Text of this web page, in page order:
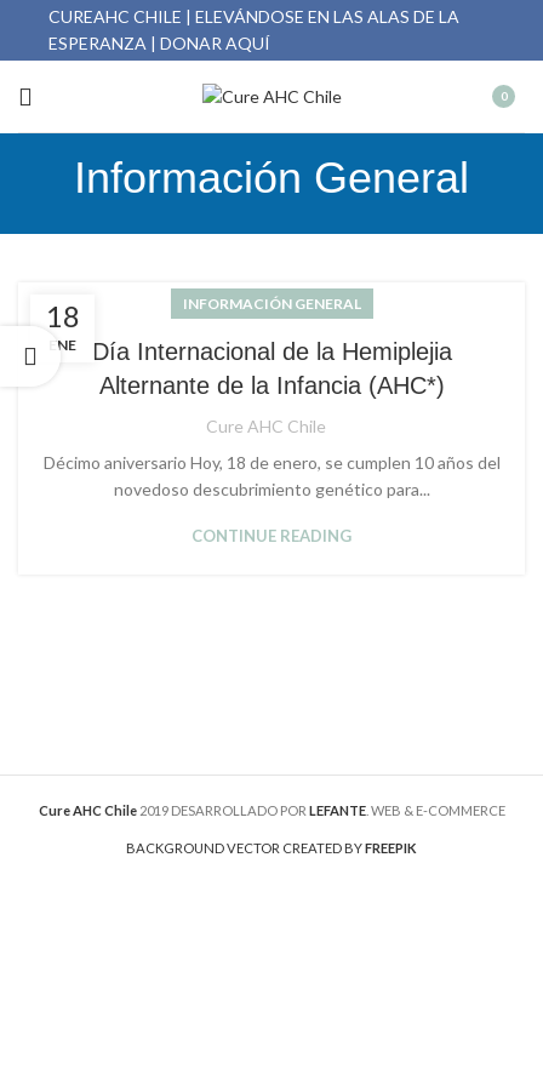
0
Información General
18
ENE
INFORMACIÓN GENERAL
Día Internacional de la Hemiplejia
Alternante de la Infancia (AHC*)
Cure AHC Chile
Décimo aniversario Hoy, 18 de enero, se cumplen 10 años del
novedoso descubrimiento genético para...
CONTINUE READING
Cure AHC Chile 2019 DESARROLLADO POR LEFANTE. WEB & E-COMMERCE
BACKGROUND VECTOR CREATED BYFREEPIK
CUREAHC CHILE | ELEVÁNDOSE EN LAS ALAS DE LA
ESPERANZA | DONAR AQUÍ